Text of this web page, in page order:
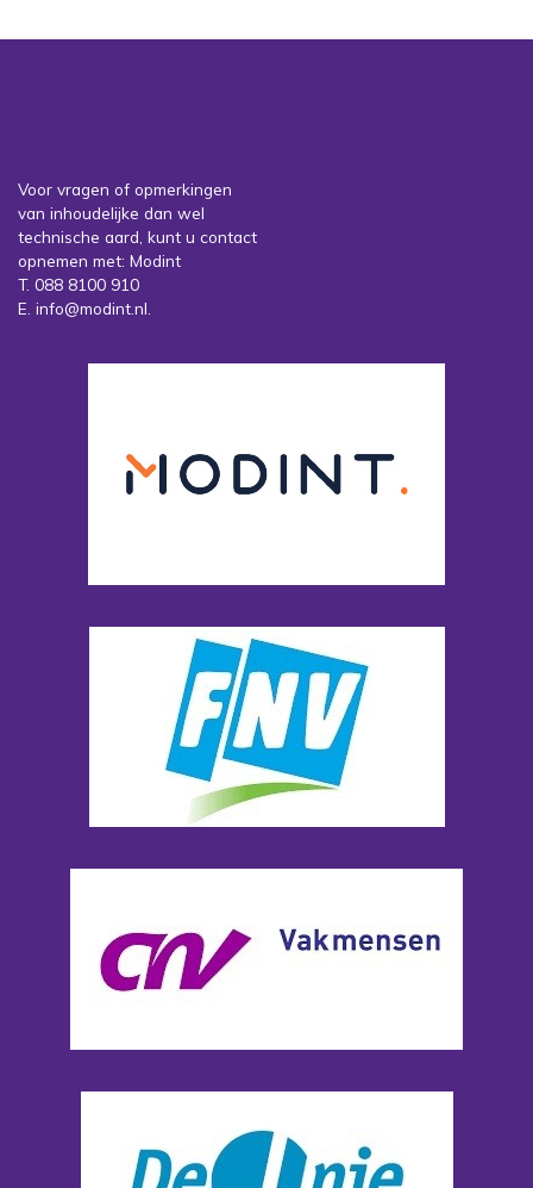
Voor vragen of opmerkingen
van inhoudelijke dan wel
technische aard, kunt u contact
opnemen met: Modint
T. 088 8100 910
E. info@modint.nl.